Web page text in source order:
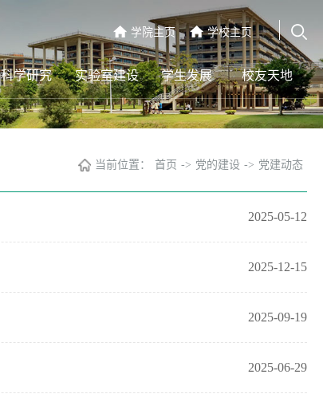
学校主页
学院主页
科学研究 实验室建设 学生发展 校友天地
当前位置： 首页 -> 党的建设 -> 党建动态
2025-05-12
2025-12-15
2025-09-19
2025-06-29